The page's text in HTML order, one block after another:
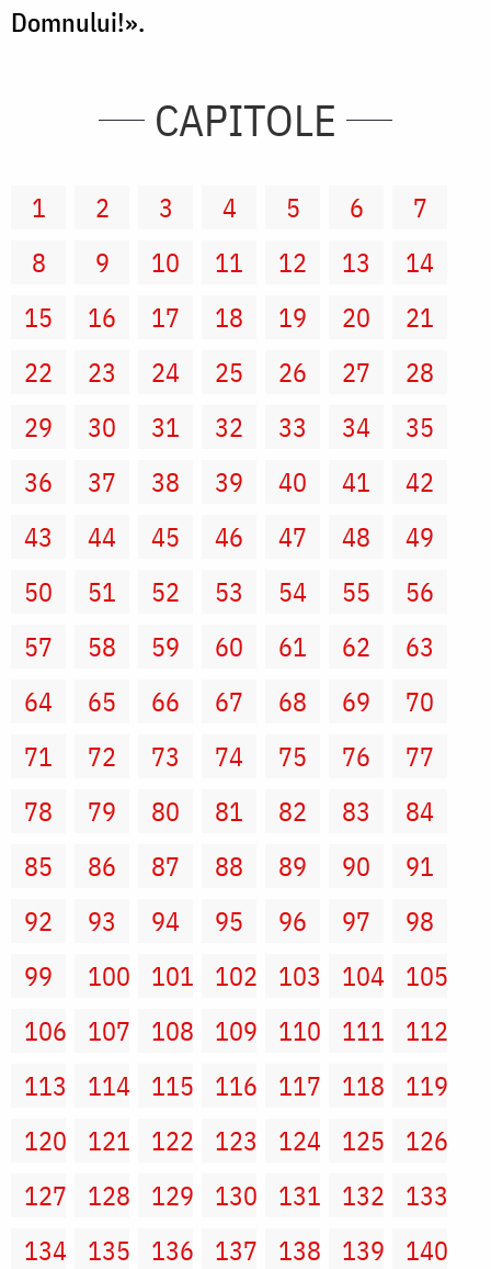
Domnului!».
CAPITOLE
1 2 3 4 5 6
7
8
9 10 11 12 13
14
15
16 17 18 19 20
21
22
23 24 25 26 27
28
29
30 31 32 33 34
35
36
37 38 39 40 41
42
43
44 45 46 47 48
49
50
51 52 53 54 55
56
57
58 59 60 61 62
63
64
65 66 67 68 69
70
71
72 73 74 75 76
77
78
79 80 81 82 83
84
85
86 87 88 89 90
91
92
93 94 95 96 97
98
99
100 101 102 103 104
105
106
107 108 109 110 111
112
113
114 115 116 117 118
119
120
121 122 123 124 125
126
127
128 129 130 131 132
133
134
135 136 137 138 139 140